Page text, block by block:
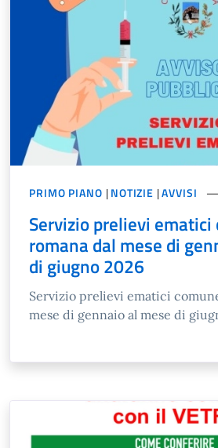
PRIMO PIANO |NOTIZIE |AVVISI
Servizio prelievi ematici
romana dal mese di
di giugno 2026
Servizio prelievi ematici
mese di gennaio al mese di